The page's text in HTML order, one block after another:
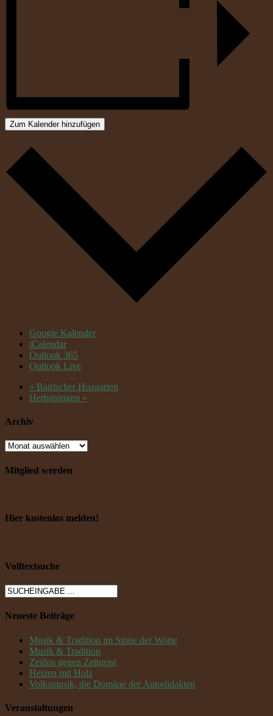
Zum Kalender hinzufügen
Google Kalender
iCalendar
Outlook 365
Outlook Live
« Bairischer Hoagarten
Herbstsingen »
Archiv
Mitglied werden
Hier kostenlos melden!
Volltextsuche
Neueste Beiträge
Musik & Tradition im Sinne der Worte
Musik & Tradition
Zeitlos gegen Zeitgeist
Heizen mit Holz
Volksmusik, die Domäne der Autodidakten
Veranstaltungen